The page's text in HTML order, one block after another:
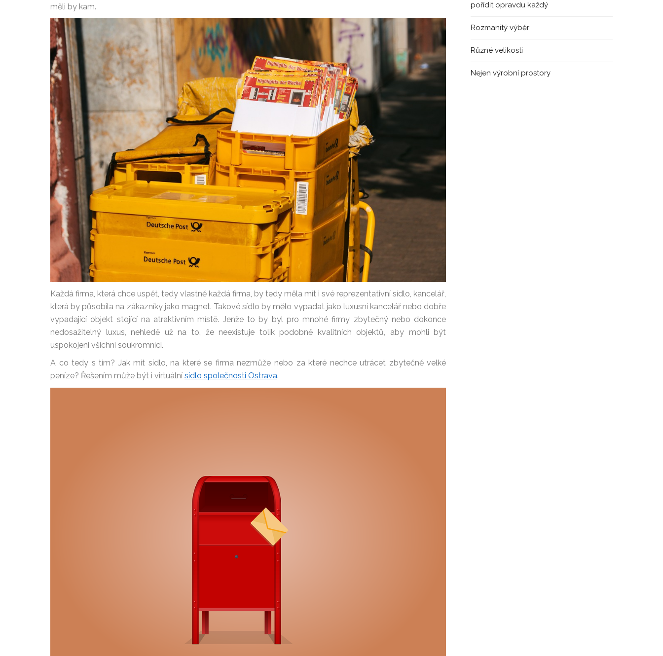
měli by kam.
Každá firma, která chce uspět, tedy vlastně každá firma, by tedy měla mít i své reprezentativní sídlo, kancelář,
která by působila na zákazníky jako magnet. Takové sídlo by mělo vypadat jako luxusní kancelář nebo dobře
vypadající objekt stojící na atraktivním místě. Jenže to by byl pro mnohé firmy zbytečný nebo dokonce
nedosažitelný luxus, nehledě už na to, že neexistuje tolik podobně kvalitních objektů, aby mohli být
uspokojeni všichni soukromníci.
A co tedy s tím? Jak mít sídlo, na které se firma nezmůže nebo za které nechce utrácet zbytečně velké
peníze? Řešením může být i virtuální sídlo společnosti Ostrava.
pořídit opravdu každý
Rozmanitý výběr
Různé velikosti
Nejen výrobní prostory